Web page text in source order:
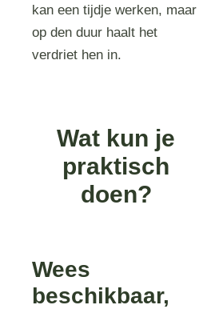
kan een tijdje werken, maar
op den duur haalt het
verdriet hen in.
Wat kun je
praktisch
doen?
Wees
beschikbaar,